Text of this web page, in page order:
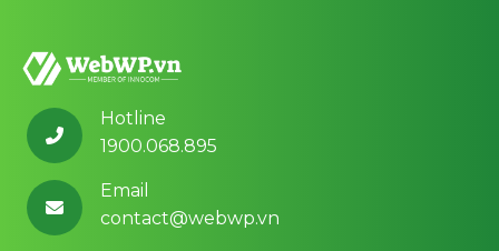
Hotline
1900.068.895
Email
contact@webwp.vn